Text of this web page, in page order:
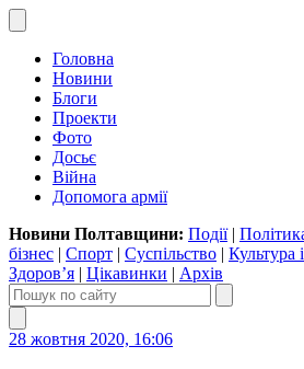
Головна
Новини
Блоги
Проекти
Фото
Досьє
Війна
Допомога армії
Новини Полтавщини: Події|
бізнес | Спорт | Суспільство | Культура
Здоров’я | Цікавинки | Архів
28 жовтня 2020, 16:06